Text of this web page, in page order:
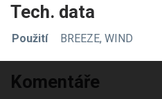
Tech. data
Použití BREEZE, WIND
Komentáře